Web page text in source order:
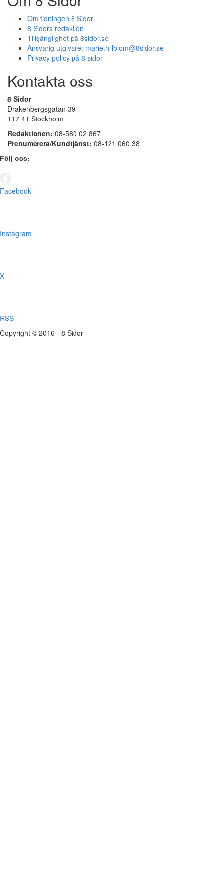
Om tidningen 8 Sidor
8 Sidors redaktion
Tillgänglighet på 8sidor.se
Ansvarig utgivare: marie.hillblom@8sidor.se
Privacy policy på 8 sidor
Kontakta oss
8 Sidor
Drakenbergsgatan 39
117 41 Stockholm
Redaktionen: 08-580 02 867
Prenumerera/Kundtjänst: 08-121 060 38
Följ oss:
Facebook
Instagram
X
RSS
Copyright © 2016 - 8 Sidor